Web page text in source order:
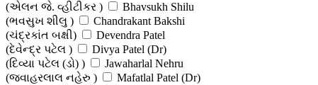
(એલન જે. વ્હીટીકર )
Bhavsukh Shilu
(ભવસુખ શીલુ )
Chandrakant Bakshi
(ચંદ્રકાંત બક્ષી)
Devendra Patel
(દેવેન્દ્ર પટેલ )
Divya Patel (Dr)
(દિવ્યા પટેલ (ડો) )
Jawaharlal Nehru
(જવાહરલાલ નહેરુ )
Mafatlal Patel (Dr)